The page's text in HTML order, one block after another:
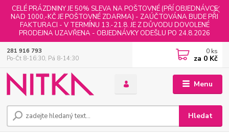
CELÉ PRÁZDNINY JE 50% SLEVA NA POŠTOVNÉ (PŘÍ OBJEDNÁVCE
NAD 1000,-KČ JE POŠTOVNÉ ZDARMA) - ZAÚČTOVÁNA BUDE PŘI
FAKTURACI - V TERMÍNU 13.-21.8. JE Z DŮVODU DOVOLENÉ
PRODEJNA UZAVŘENA - OBJEDNÁVKY ODEŠLU PO 24.8.2026
Menu
Hledat
281 916 793
Po-Čt 8-16:30, Pá 8-14:30
0 ks
za 0 Kč